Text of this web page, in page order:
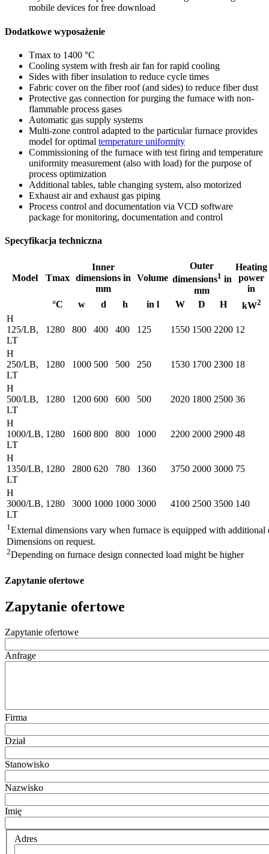
mobile devices for free download
Dodatkowe wyposażenie
Tmax to 1400 °C
Cooling system with fresh air fan for rapid cooling
Sides with fiber insulation to reduce cycle times
Fabric cover on the fiber roof (and sides) to reduce fiber dust
Protective gas connection for purging the furnace with non-
flammable process gases
Automatic gas supply systems
Multi-zone control adapted to the particular furnace provides
model for optimal temperature uniformity
Commissioning of the furnace with test firing and temperature
uniformity measurement (also with load) for the purpose of
process optimization
Additional tables, table changing system, also motorized
Exhaust air and exhaust gas piping
Process control and documentation via VCD software
package for monitoring, documentation and control
Specyfikacja techniczna
Model Tmax
Inner
dimensions in
mm
Volume
Outer
dimensions1 in
mm
Heating
power
in
°C
w d h in l W D H kW2
H
125/LB,
LT
1280 800 400 400 125 1550 1500 2200 12
H
250/LB,
LT
1280 1000 500 500 250 1530 1700 2300 18
H
500/LB,
LT
1280 1200 600 600 500 2020 1800 2500 36
H
1000/LB,
LT
1280 1600 800 800 1000 2200 2000 2900 48
H
1350/LB,
LT
1280 2800 620 780 1360 3750 2000 3000 75
H
3000/LB,
LT
1280 3000 1000 1000 3000 4100 2500 3500 140
1External dimensions vary when furnace is equipped with additional
Dimensions on request.
2Depending on furnace design connected load might be higher
Zapytanie ofertowe
Zapytanie ofertowe
Zapytanie ofertowe
Anfrage
Firma
Dział
Stanowisko
Nazwisko
Imię
Adres